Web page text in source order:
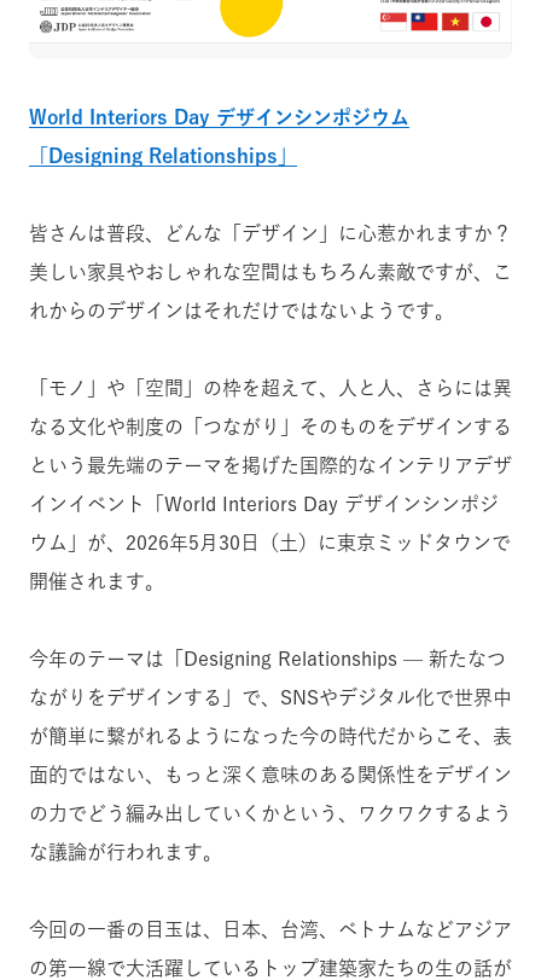
World Interiors Day デザインシンポジウム
「Designing Relationships」
皆さんは普段、どんな「デザイン」に心惹かれますか？
美しい家具やおしゃれな空間はもちろん素敵ですが、こ
れからのデザインはそれだけではないようです。
「モノ」や「空間」の枠を超えて、人と人、さらには異
なる文化や制度の「つながり」そのものをデザインする
という最先端のテーマを掲げた国際的なインテリアデザ
インイベント「World Interiors Day デザインシンポジ
ウム」が、2026年5月30日（土）に東京ミッドタウンで
開催されます。
今年のテーマは「Designing Relationships — 新たなつ
ながりをデザインする」で、SNSやデジタル化で世界中
が簡単に繋がれるようになった今の時代だからこそ、表
面的ではない、もっと深く意味のある関係性をデザイン
の力でどう編み出していくかという、ワクワクするよう
な議論が行われます。
今回の一番の目玉は、日本、台湾、ベトナムなどアジア
の第一線で大活躍しているトップ建築家たちの生の話が